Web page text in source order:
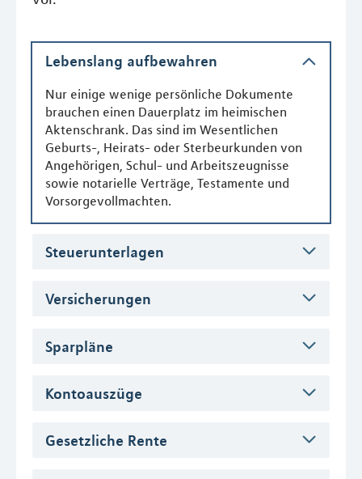
Lebenslang aufbewahren
Nur einige wenige persönliche Dokumente
brauchen einen Dauerplatz im heimischen
Aktenschrank. Das sind im Wesentlichen
Geburts-, Heirats- oder Sterbeurkunden von
Angehörigen, Schul- und Arbeitszeugnisse
sowie notarielle Verträge, Testamente und
Vorsorgevollmachten.
Steuerunterlagen
Versicherungen
Sparpläne
Kontoauszüge
Gesetzliche Rente